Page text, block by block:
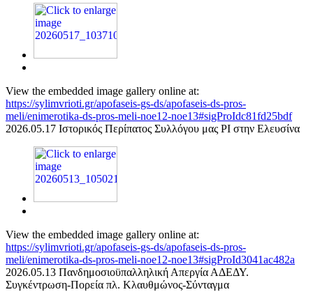
View the embedded image gallery online at:
https://sylimvrioti.gr/apofaseis-gs-ds/apofaseis-ds-pros-
meli/enimerotika-ds-pros-meli-noe12-noe13#sigProIdc81fd25bdf
2026.05.17 Ιστορικός Περίπατος Συλλόγου μας ΡΙ στην Ελευσίνα
View the embedded image gallery online at:
https://sylimvrioti.gr/apofaseis-gs-ds/apofaseis-ds-pros-
meli/enimerotika-ds-pros-meli-noe12-noe13#sigProId3041ac482a
2026.05.13 Πανδημοσιοϋπαλληλική Απεργία ΑΔΕΔΥ.
Συγκέντρωση-Πορεία πλ. Κλαυθμώνος-Σύνταγμα